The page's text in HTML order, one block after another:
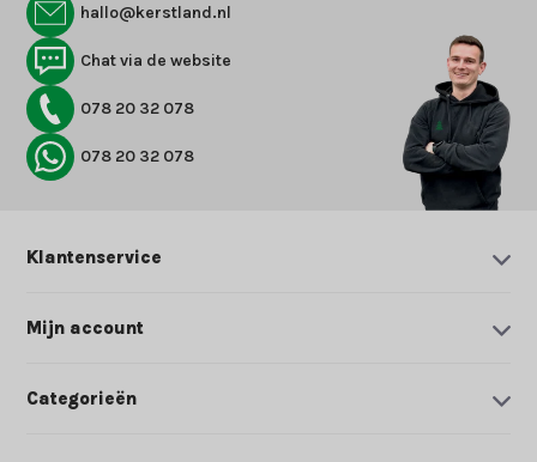
hallo@kerstland.nl
Chat via de website
078 20 32 078
078 20 32 078
Klantenservice
Mijn account
Categorieën